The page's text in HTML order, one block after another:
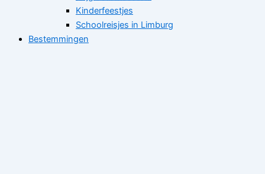
Kinderfeestjes
Schoolreisjes in Limburg
Bestemmingen